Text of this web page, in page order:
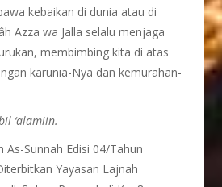
kebaikan di dunia atau di
Azza wa Jalla selalu menjaga
membimbing kita di atas
karunia-Nya dan kemurahan-
‘alamiin.
As-Sunnah Edisi 04/Tahun
Yayasan Lajnah